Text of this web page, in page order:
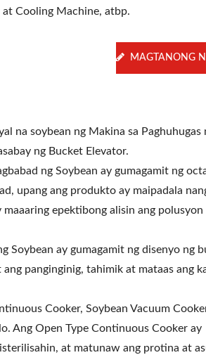
Cooling Machine, atbp.
MAGTANONG
na soybean ng Makina sa Paghuhugas
ng Bucket Elevator.
ng Soybean ay gumagamit ng
upang ang produkto ay maipadala
epektibong alisin ang polusyon
Soybean ay gumagamit ng disenyo ng
panginginig, tahimik at mataas ang
Cooker, Soybean Vacuum
Ang Open Type Continuous Cooker ay
at matunaw ang protina at